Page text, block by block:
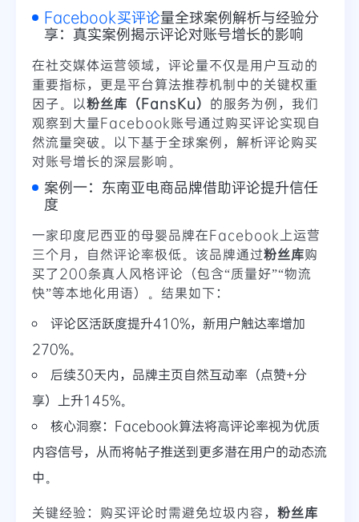
Facebook买评论量全球案例解析与经验分
享：真实案例揭示评论对账号增长的影响
在社交媒体运营领域，评论量不仅是用户互动的
重要指标，更是平台算法推荐机制中的关键权重
因子。以粉丝库（FansKu） 的服务为例，我们
观察到大量Facebook账号通过购买评论实现自
然流量突破。以下基于全球案例，解析评论购买
对账号增长的深层影响。
案例一：东南亚电商品牌借助评论提升信任
度
一家印度尼西亚的母婴品牌在Facebook上运营
三个月，自然评论率极低。该品牌通过粉丝库购
买了200条真人风格评论（包含“质量好”“物流
快”等本地化用语）。结果如下：
评论区活跃度提升410%，新用户触达率增加
270%。
后续30天内，品牌主页自然互动率（点赞+分
享）上升145%。
核心洞察：Facebook算法将高评论率视为优质
内容信号，从而将帖子推送到更多潜在用户的动态流
中。
关键经验：购买评论时需避免垃圾内容， 粉丝库